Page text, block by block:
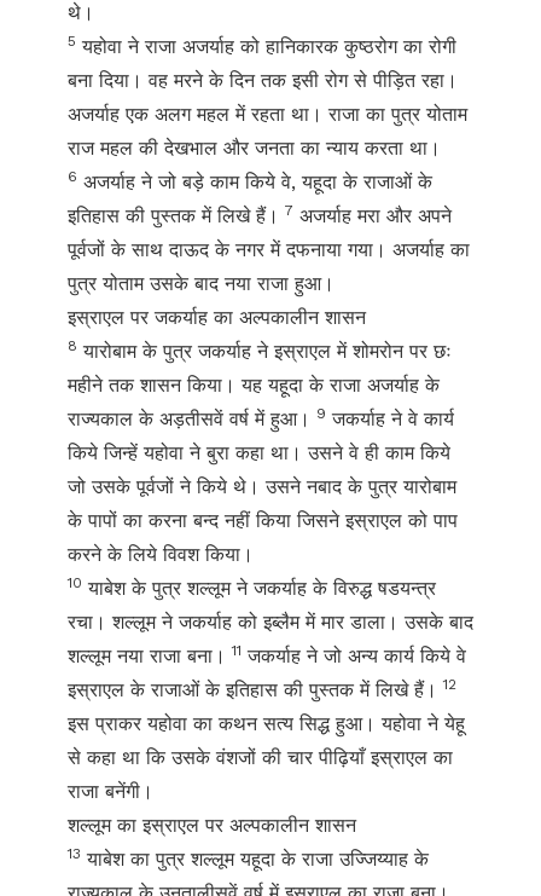
थे।
5 यहोवा ने राजा अजर्याह को हानिकारक कुष्ठरोग का रोगी
बना दिया। वह मरने के दिन तक इसी रोग से पीड़ित रहा।
अजर्याह एक अलग महल में रहता था। राजा का पुत्र योताम
राज महल की देखभाल और जनता का न्याय करता था।
6 अजर्याह ने जो बड़े काम किये वे, यहूदा के राजाओं के
इतिहास की पुस्तक में लिखे हैं।
7 अजर्याह मरा और अपने
पूर्वजों के साथ दाऊद के नगर में दफनाया गया। अजर्याह का
पुत्र योताम उसके बाद नया राजा हुआ।
इस्राएल पर जकर्याह का अल्पकालीन शासन
8 यारोबाम के पुत्र जकर्याह ने इस्राएल में शोमरोन पर छः
महीने तक शासन किया। यह यहूदा के राजा अजर्याह के
राज्यकाल के अड़तीसवें वर्ष में हुआ।
9 जकर्याह ने वे कार्य
किये जिन्हें यहोवा ने बुरा कहा था। उसने वे ही काम किये
जो उसके पूर्वजों ने किये थे। उसने नबाद के पुत्र यारोबाम
के पापों का करना बन्द नहीं किया जिसने इस्राएल को पाप
करने के लिये विवश किया।
10 याबेश के पुत्र शल्लूम ने जकर्याह के विरुद्ध षडयन्त्र
रचा। शल्लूम ने जकर्याह को इब्लैम में मार डाला। उसके बाद
शल्लूम नया राजा बना।11 जकर्याह ने जो अन्य कार्य किये वे
इस्राएल के राजाओं के इतिहास की पुस्तक में लिखे हैं।12
इस प्राकर यहोवा का कथन सत्य सिद्ध हुआ। यहोवा ने येहू
से कहा था कि उसके वंशजों की चार पीढ़ियाँ इस्राएल का
राजा बनेंगी।
शल्लूम का इस्राएल पर अल्पकालीन शासन
13 याबेश का पुत्र शल्लूम यहूदा के राजा उज्जिय्याह के